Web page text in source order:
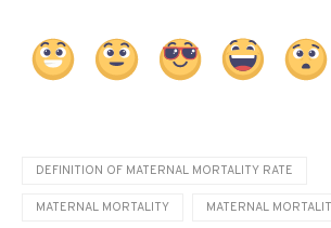
DEFINITION OF MATERNAL MORTALITY RATE
MATERNAL MORTALITY MATERNAL